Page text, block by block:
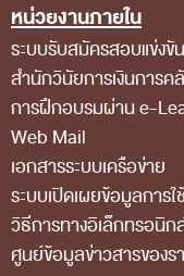
โครงสร้างหน่วยงาน
ภาพรวม
ส่วนกลาง
ส่วนภูมิภาค
คณะกรรมการตรวจสอ
แผ่นดิน
โครงสร้างคณะกรรมก
Footer Menu
หน่วยงานภายใน
ระบบรับสมัครสอบแข่งขัน
สำนักวินัยการเงินการค
การฝึกอบรมผ่าน e-
Web Mail
เอกสารระบบเครือข่าย
ระบบเปิดเผยข้อมูลกา
วิธีการทางอิเล็กทรอนิก
ศูนย์ข้อมูลข่าวสารของร